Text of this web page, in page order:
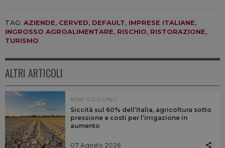
TAG: AZIENDE, CERVED, DEFAULT, IMPRESE ITALIANE,
INGROSSO AGROALIMENTARE, RISCHIO, RISTORAZIONE,
TURISMO
ALTRI ARTICOLI
NON SOLO VINO
Siccità sul 60% dell’Italia, agricoltura sotto
pressione e costi per l’irrigazione in
aumento
07 Agosto 2026